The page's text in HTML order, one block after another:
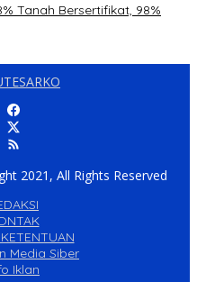
Tanah Bersertifikat, 98%
2021, All Rights Reserved
Media Siber
Iklan